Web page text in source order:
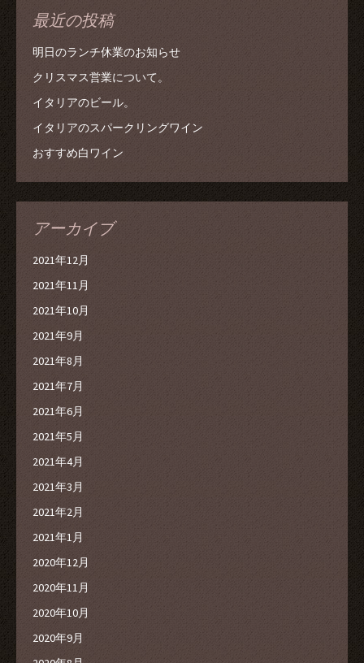
最近の投稿
明日のランチ休業のお知らせ
クリスマス営業について。
イタリアのビール。
イタリアのスパークリングワイン
おすすめ白ワイン
アーカイブ
2021年12月
2021年11月
2021年10月
2021年9月
2021年8月
2021年7月
2021年6月
2021年5月
2021年4月
2021年3月
2021年2月
2021年1月
2020年12月
2020年11月
2020年10月
2020年9月